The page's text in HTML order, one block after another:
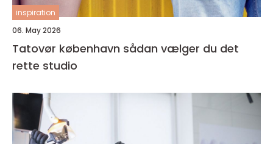
inspiration
06. May 2026
Tatovør københavn sådan vælger du det
rette studio